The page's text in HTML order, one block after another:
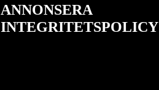
ANNONSERA
INTEGRITETSPOLICY